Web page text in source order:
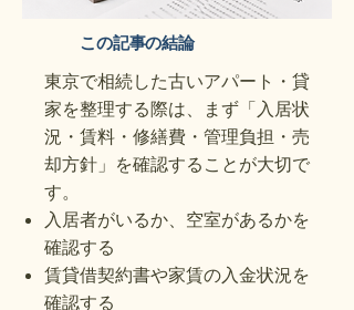
この記事の結論
東京で相続した古いアパート・貸
家を整理する際は、まず「入居状
況・賃料・修繕費・管理負担・売
却方針」を確認することが大切で
す。
入居者がいるか、空室があるかを
確認する
賃貸借契約書や家賃の入金状況を
確認する